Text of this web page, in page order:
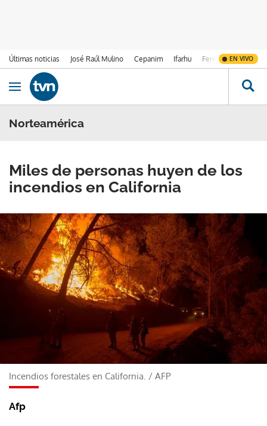
Últimas noticias José Raúl Mulino Cepanim Ifarhu Fenómeno de El
EN VIVO
Ir al contenido
Obrir navegació
Norteamérica
Miles de personas huyen de los
incendios en California
Incendios forestales en California. / AFP
Afp